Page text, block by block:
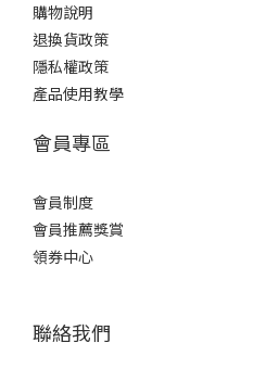
購物說明
退換貨政策
隱私權政策
產品使用教學
會員專區
會員制度
會員推薦獎賞
領券中心
聯絡我們